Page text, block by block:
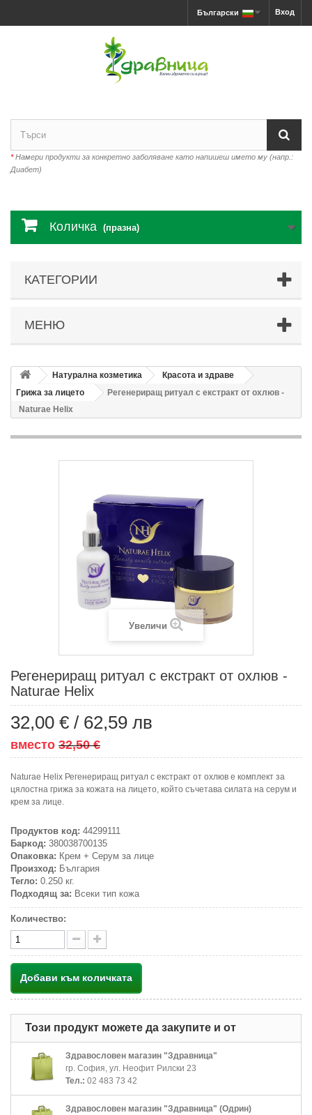
Вход
Български
*Намери продукти за конкретно заболяване като напишеш името му (напр.:
Диабет)
Количка (празна)
КАТЕГОРИИ
МЕНЮ
Натурална козметика
Красота и здраве
Грижа за лицето
Регенериращ ритуал с екстракт от охлюв -
Naturae Helix
Увеличи
Регенериращ ритуал с екстракт от охлюв -
Naturae Helix
32,00 € / 62,59 лв
вместо 32,50 €
Naturae Helix Регенериращ ритуал с екстракт от охлюв е комплект за
цялостна грижа за кожата на лицето, който съчетава силата на серум и
крем за лице.
Продуктов код: 44299111
Баркод: 380038700135
Опаковка: Крем + Серум за лице
Произход: България
Тегло: 0.250 кг.
Подходящ за: Всеки тип кожа
Количество:
Добави към количката
Този продукт можете да закупите и от
Здравословен магазин "Здравница"
гр. София, ул. Неофит Рилски 23
Тел.: 02 483 73 42
Здравословен магазин "Здравница" (Одрин)